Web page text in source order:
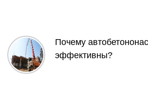
Почему
эффективны?